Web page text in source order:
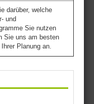
darüber, welche
und
Sie nutzen
Sie uns am besten
Planung an.